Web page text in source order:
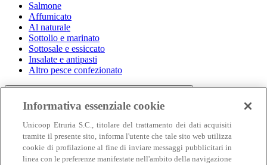
Salmone
Affumicato
Al naturale
Sottolio e marinato
Sottosale e essiccato
Insalate e antipasti
Altro pesce confezionato
Informativa essenziale cookie
Unicoop Etruria S.C., titolare del trattamento dei dati acquisiti
tramite il presente sito, informa l'utente che tale sito web utilizza
cookie di profilazione al fine di inviare messaggi pubblicitari in
linea con le preferenze manifestate nell'ambito della navigazione